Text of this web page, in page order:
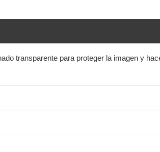
transparente para proteger la imagen y